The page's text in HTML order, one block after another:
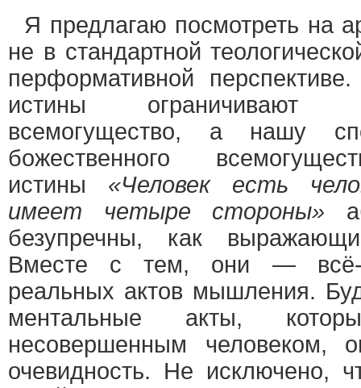
Я предлагаю посмотреть на
не в стандартной
перформативной
истины ограничивают
всемогущество, а нашу
божественного
истины «Человек есть
имеет четыре стороны»
безупречны, как
Вместе с тем, они — всё-
реальных актов мышления.
ментальные акты,
несовершенным человеком,
очевидность. Не исключено,